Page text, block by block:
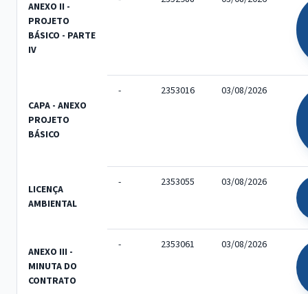
ANEXO II -
PROJETO
BÁSICO - PARTE
IV
CAPA - ANEXO
PROJETO
BÁSICO
- 2353016 03/08/2026
LICENÇA
AMBIENTAL
- 2353055 03/08/2026
ANEXO III -
MINUTA DO
CONTRATO
- 2353061 03/08/2026